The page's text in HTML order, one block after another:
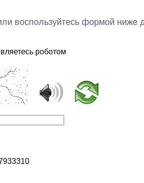
воспользуйтесь формой ниже
роботом